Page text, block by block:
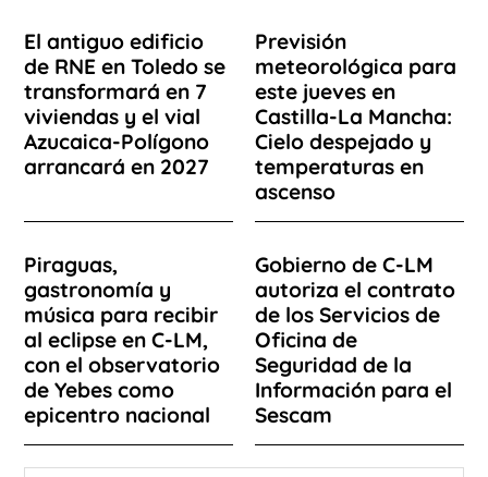
El antiguo edificio
de RNE en Toledo se
transformará en 7
viviendas y el vial
Azucaica-Polígono
arrancará en 2027
Previsión
meteorológica para
este jueves en
Castilla-La Mancha:
Cielo despejado y
temperaturas en
ascenso
Piraguas,
gastronomía y
música para recibir
al eclipse en C-LM,
con el observatorio
de Yebes como
epicentro nacional
Gobierno de C-LM
autoriza el contrato
de los Servicios de
Oficina de
Seguridad de la
Información para el
Sescam